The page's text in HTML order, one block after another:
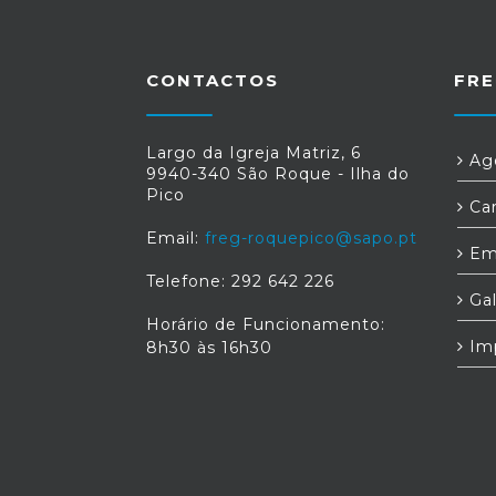
CONTACTOS
Largo da Igreja Matriz, 6
9940-340 São Roque - Ilha do
Pico
Email: freg-roquepico@sapo.pt
Telefone: 292 642 226
Horário de Funcionamento:
8h30 às 16h30